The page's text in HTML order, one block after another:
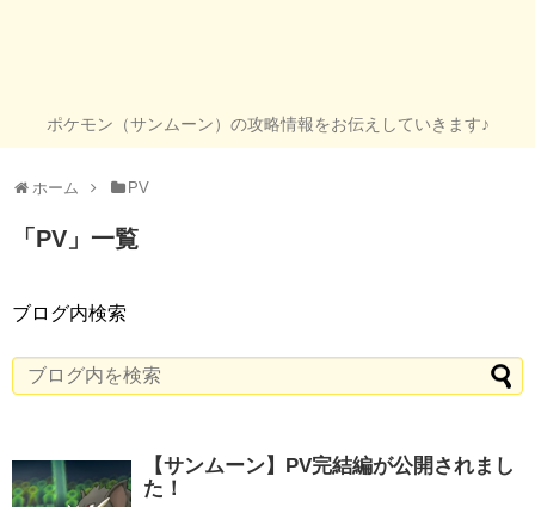
ポケモン（サンムーン）の攻略情報をお伝えしていきます♪
ホーム PV
「 PV 」 一覧
ブログ内検索
【サンムーン】PV完結編が公開されまし
た！